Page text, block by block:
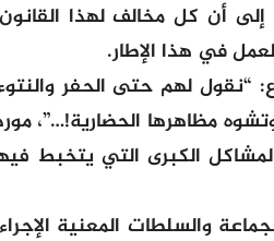
إلى أن كل مخالف لهذا
في هذا الإطار.
“نقول لهم حتى الحفر
مظاهرها الحضارية!…”،
المشاكل الكبرى التي يتخبط
والسلطات المعنية